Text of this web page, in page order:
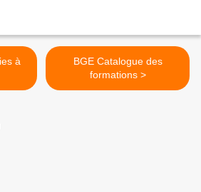
BGE Catalogue des
formations >